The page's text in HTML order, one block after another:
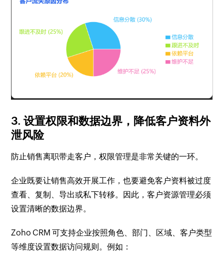
3. 设置权限和数据边界，降低客户资料外
泄风险
防止销售离职带走客户，权限管理是非常关键的一环。
企业既要让销售高效开展工作，也要避免客户资料被过度
查看、复制、导出或私下转移。因此，客户资源管理必须
设置清晰的数据边界。
Zoho CRM 可支持企业按照角色、部门、区域、客户类型
等维度设置数据访问规则。例如：